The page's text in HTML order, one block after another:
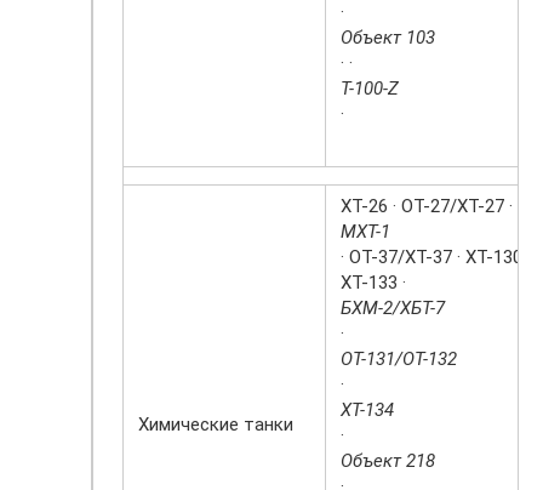
·
Объект 103
· ·
Т-100-Z
·
Химические танки
ХТ-26 · ОТ-27/ХТ-27 ·
МХТ-1
· ОТ-37/ХТ-37 · ХТ-130 ·
ХТ-133 ·
БХМ-2/ХБТ-7
·
ОТ-131/ОТ-132
·
ХТ-134
·
Объект 218